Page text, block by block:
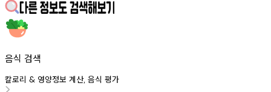
음식 검색
칼로리 & 영양정보 계산, 음식 평가